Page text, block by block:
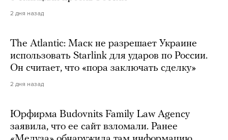
2 дня назад
The Atlantic: Маск не разрешает Украине
использовать Starlink для ударов по России.
Он считает, что «пора заключать сделку»
2 дня назад
Юрфирма Budovnits Family Law Agency
заявила, что ее сайт взломали. Ранее